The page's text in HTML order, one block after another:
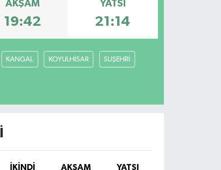
AKŞAM
19:42
YATSI
21:14
KANGAL KOYULHİSAR SUŞEHRİ
İKINDI AKŞAM
YATSI